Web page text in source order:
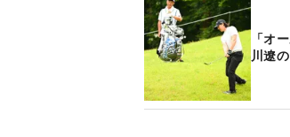
「オ
川遼